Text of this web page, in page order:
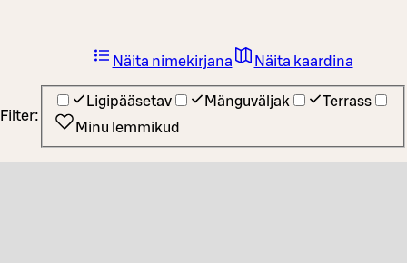
Filter:
Ligipääsetav Mänguväljak
Terrass
Minu lemmikud
Näita nimekirjana Näita kaardina